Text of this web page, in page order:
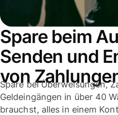
Spare beim
Senden und
von
Spare bei Überweisungen,
Geldeingängen in über 40
brauchst, alles in einem